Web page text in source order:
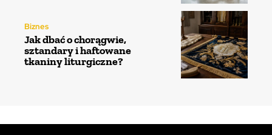
Biznes
Jak dbać o chorągwie,
sztandary i haftowane
tkaniny liturgiczne?